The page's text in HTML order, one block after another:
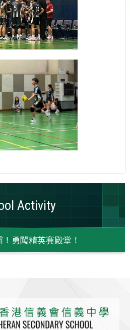
Activity
勇闖精英賽殿堂！